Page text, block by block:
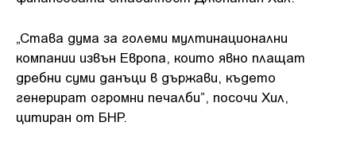
„Става дума за големи мултинационални
компании извън Европа, които явно плащат
дребни суми данъци в държави, където
генерират огромни печалби”, посочи Хил,
цитиран от БНР.